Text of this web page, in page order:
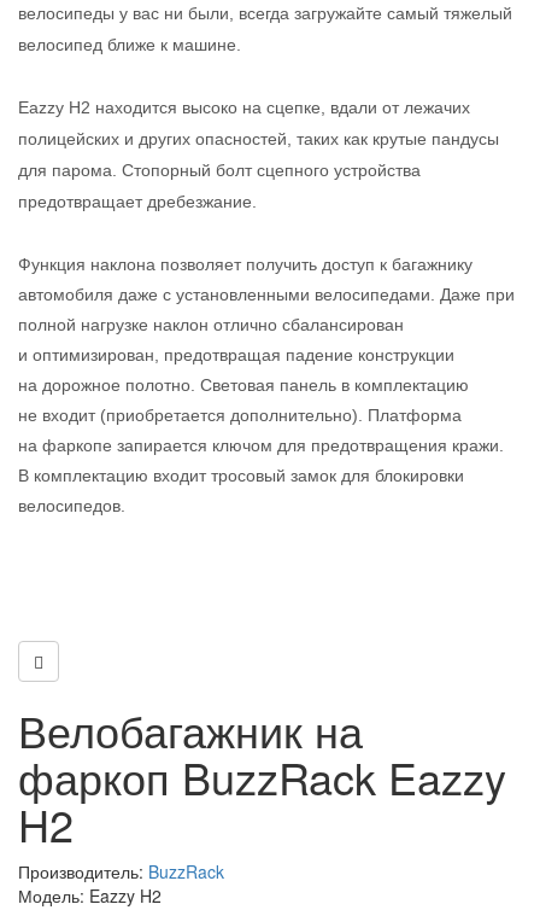
велосипеды у вас ни были, всегда загружайте самый тяжелый
велосипед ближе к машине.
Eazzy H2 находится высоко на сцепке, вдали от лежачих
полицейских и других опасностей, таких как крутые пандусы
для парома. Стопорный болт сцепного устройства
предотвращает дребезжание.
Функция наклона позволяет получить доступ к багажнику
автомобиля даже с установленными велосипедами. Даже при
полной нагрузке наклон отлично сбалансирован
и оптимизирован, предотвращая падение конструкции
на дорожное полотно. Световая панель в комплектацию
не входит (приобретается дополнительно). Платформа
на фаркопе запирается ключом для предотвращения кражи.
В комплектацию входит тросовый замок для блокировки
велосипедов.
Велобагажник на
фаркоп BuzzRack Eazzy
H2
Производитель: BuzzRack
Модель: Eazzy H2